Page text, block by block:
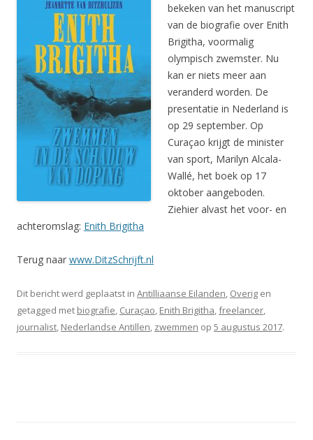
bekeken van het manuscript
van de biografie over Enith
Brigitha, voormalig
olympisch zwemster. Nu
kan er niets meer aan
veranderd worden. De
presentatie in Nederland is
op 29 september. Op
Curaçao krijgt de minister
van sport, Marilyn Alcala-
Wallé, het boek op 17
oktober aangeboden.
Ziehier alvast het voor- en
achteromslag: Enith Brigitha
Terug naar www.DitzSchrijft.nl
Dit bericht werd geplaatst in Antilliaanse Eilanden, Overig en
getagged met biografie, Curaçao, Enith Brigitha,freelancer,
journalist, Nederlandse Antillen, zwemmen op 5 augustus 2017.